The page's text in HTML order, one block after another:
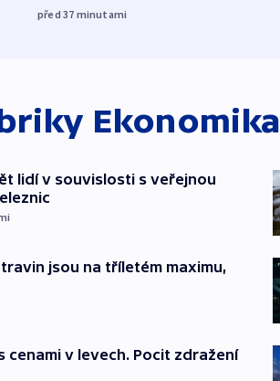
před 37 minutami
Ekonomika
lidí v souvislosti s veřejnou
jsou na tříletém maximu,
cenami v levech. Pocit zdražení